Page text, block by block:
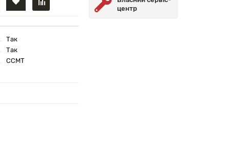
Так
Так
CCMT
центр